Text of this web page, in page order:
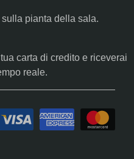
pianta della sala.
carta di credito e riceverai
reale.